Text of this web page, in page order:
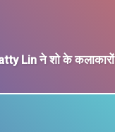
Lin ने शो के